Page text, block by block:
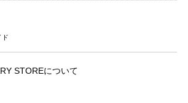
ド
STOREについて